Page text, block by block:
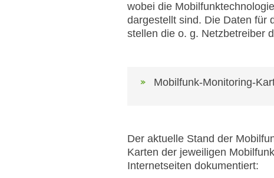
wobei die
dargestellt sind. Die Daten für
stellen die o. g. Netzbetreiber
Mobilfunk-Monitoring-
Der aktuelle Stand der
Karten der jeweiligen
Internetseiten dokumentiert: